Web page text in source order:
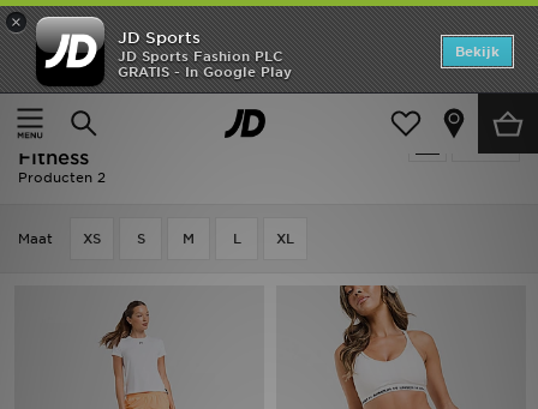
×
JD Sports
JD Sports Fashion PLC
GRATIS - In Google Play
Bekijk
Thuis
Dames Dameskleding
Wit Under Armour Dameskleding -
Fitness
Producten 2
Maat XS S M L XL
Home
Offers
New In